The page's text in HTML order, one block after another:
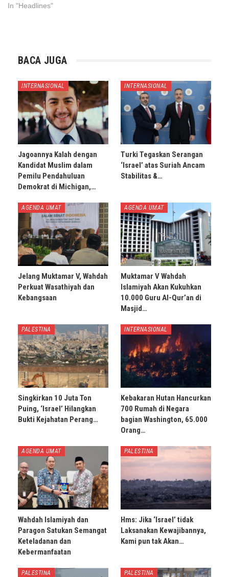
In "Headlines"
BACA JUGA
INTERNASIONAL
Jagoannya Kalah dengan
Kandidat Muslim dalam
Pemilu Pendahuluan
Demokrat di Michigan,…
INTERNASIONAL
Turki Tegaskan Serangan
‘Israel’ atas Suriah Ancam
Stabilitas &…
AGENDA UMAT
Jelang Muktamar V, Wahdah
Perkuat Wasathiyah dan
Kebangsaan
AGENDA UMAT
Muktamar V Wahdah
Islamiyah Akan Kukuhkan
10.000 Guru Al-Qur’an di
Masjid…
PALESTINA
Singkirkan 10 Juta Ton
Puing, ‘Israel’ Hilangkan
Bukti Kejahatan Perang…
INTERNASIONAL
Kebakaran Hutan Hancurkan
700 Rumah di Negara
bagian Washington, 65.000
Orang…
AGENDA UMAT
Wahdah Islamiyah dan
Paragon Satukan Semangat
Keteladanan dan
Kebermanfaatan
PALESTINA
Hms: Jika ‘Israel’ tidak
Laksanakan Kewajibannya,
Kami pun tak Akan…
PALESTINA PALESTINA